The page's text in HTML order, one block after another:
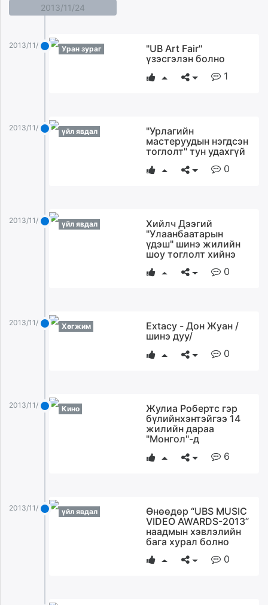
2013/11/24
2013/11/24 Уран зураг
"UB Art Fair"
үзэсгэлэн болно
1
2013/11/24 үйл явдал
"Урлагийн
мастеруудын нэгдсэн
тоглолт" тун удахгүй
0
2013/11/24 үйл явдал
Хийлч Дээгий
"Улаанбаатарын
үдэш" шинэ жилийн
шоу тоглолт хийнэ
0
2013/11/24 Хөгжим
Extacy - Дон Жуан /
шинэ дуу/
0
2013/11/24 Кино
Жулиа Робертс гэр
бүлийнхэнтэйгээ 14
жилийн дараа
"Монгол"-д
6
2013/11/24 үйл явдал
Өнөөдөр “UBS MUSIC
VIDEO AWARDS-2013”
наадмын хэвлэлийн
бага хурал болно
0